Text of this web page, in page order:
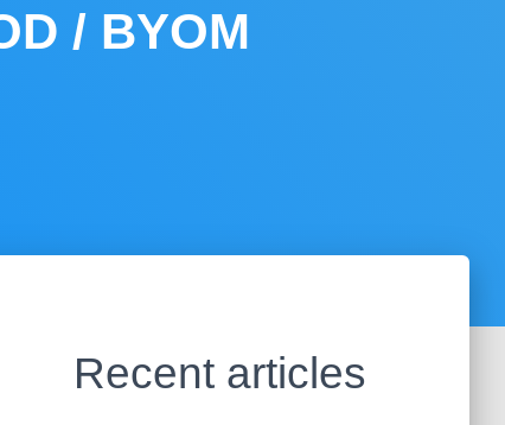
/ BYOM
Recent articles